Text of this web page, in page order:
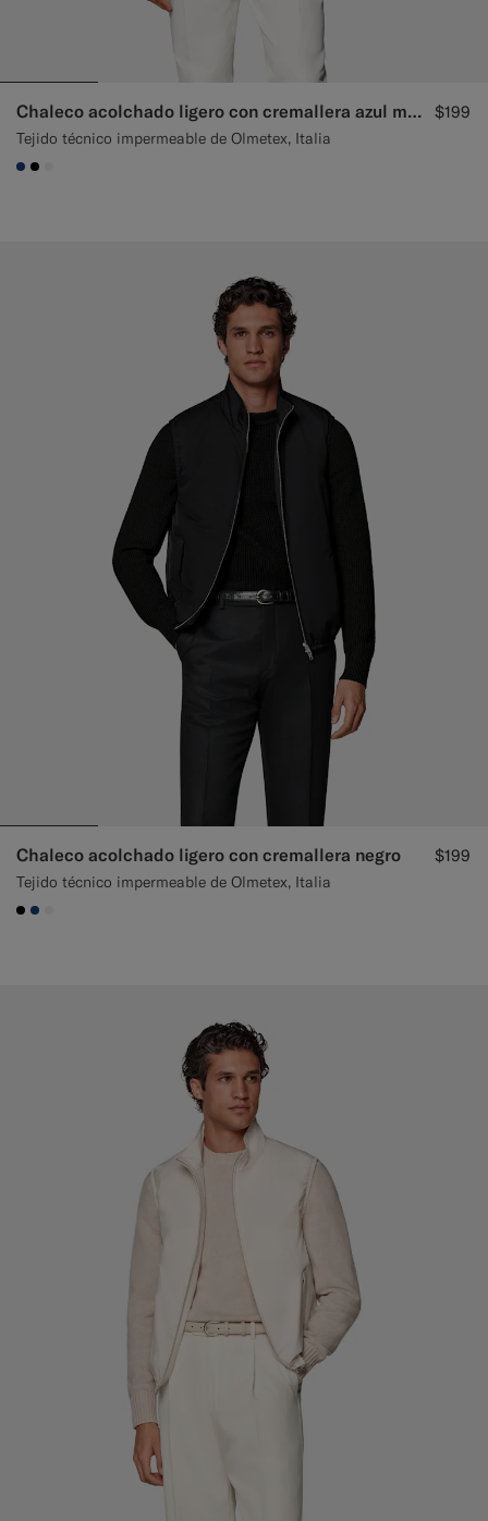
Chaleco acolchado ligero con cremallera azul marino
Tejido técnico impermeable de Olmetex, Italia
$199
#1C3D7A
#000000
Chaleco acolchado ligero con cremallera negro
Tejido técnico impermeable de Olmetex, Italia
$199
#000000
#1C3D7A